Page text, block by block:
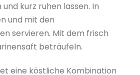
kurz ruhen lassen. In
und mit den
servieren. Mit dem frisch
beträufeln.
eine köstliche Kombination